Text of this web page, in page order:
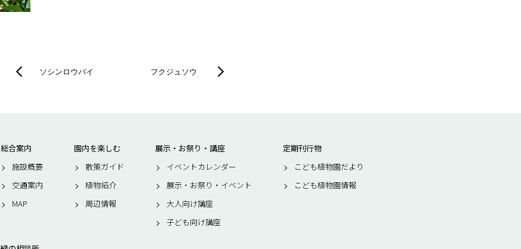
ソシンロウバイ フクジュソウ
総合案内
施設概要
交通案内
MAP
園内を楽しむ
散策ガイド
植物紹介
周辺情報
展示・お祭り・講座
イベントカレンダー
展示・お祭り・イベント
大人向け講座
子ども向け講座
定期刊行物
こども植物園だより
こども植物園情報